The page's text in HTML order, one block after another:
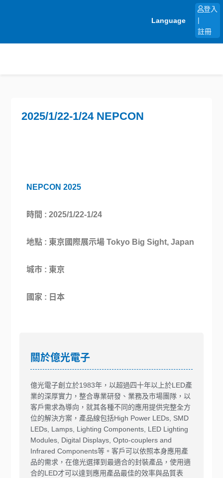
Language
登入
註冊
2025/1/22-1/24 NEPCON
NEPCON 2025
時間 : 2025/1/22-1/24
地點 : 東京國際展示場 Tokyo Big Sight, Japan
城市 : 東京
國家 : 日本
關於億光電子
億光電子創立於1983年，以超過四十年以上於LED產
業的深厚實力，整合專業研發、業務及市場團隊，以
客戶需求為導向，就其各種不同的應用提供完整全方
位的解決方案，產品線包括High Power LEDs, SMD
LEDs, Lamps, Lighting Components, LED Lighting
Modules, Digital Displays, Opto-couplers and
Infrared Components等。客戶可以依照本身應用產
品的需求，在億光選擇到最適合的封裝產品，使用適
合的LED才可以達到應用產品最佳的效率與品質表